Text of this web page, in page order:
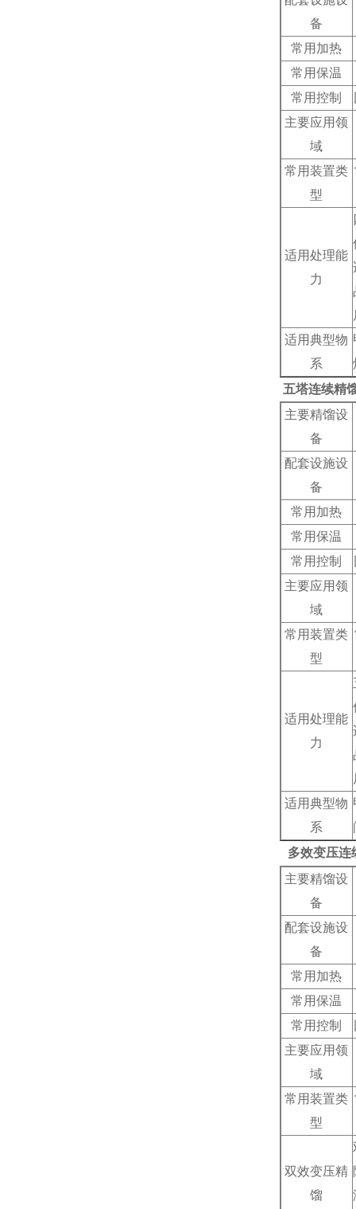
备
常用加热
常用保温
常用控制
主要应用领
域
常用装置类
型
适用处理能
力
适用典型物
系
五塔连续精
主要精馏设
备
配套设施设
备
常用加热
常用保温
常用控制
主要应用领
域
常用装置类
型
适用处理能
力
适用典型物
系
多效变压连
主要精馏设
备
配套设施设
备
常用加热
常用保温
常用控制
主要应用领
域
常用装置类
型
双效变压精
馏